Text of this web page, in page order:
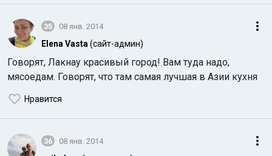
35 08 янв. 2014
Elena Vasta (сайт-админ)
Говорят, Лакнау красивый город! Вам туда надо,
мясоедам. Говорят, что там самая лучшая в Азии кухня
Нравится
36 08 янв. 2014